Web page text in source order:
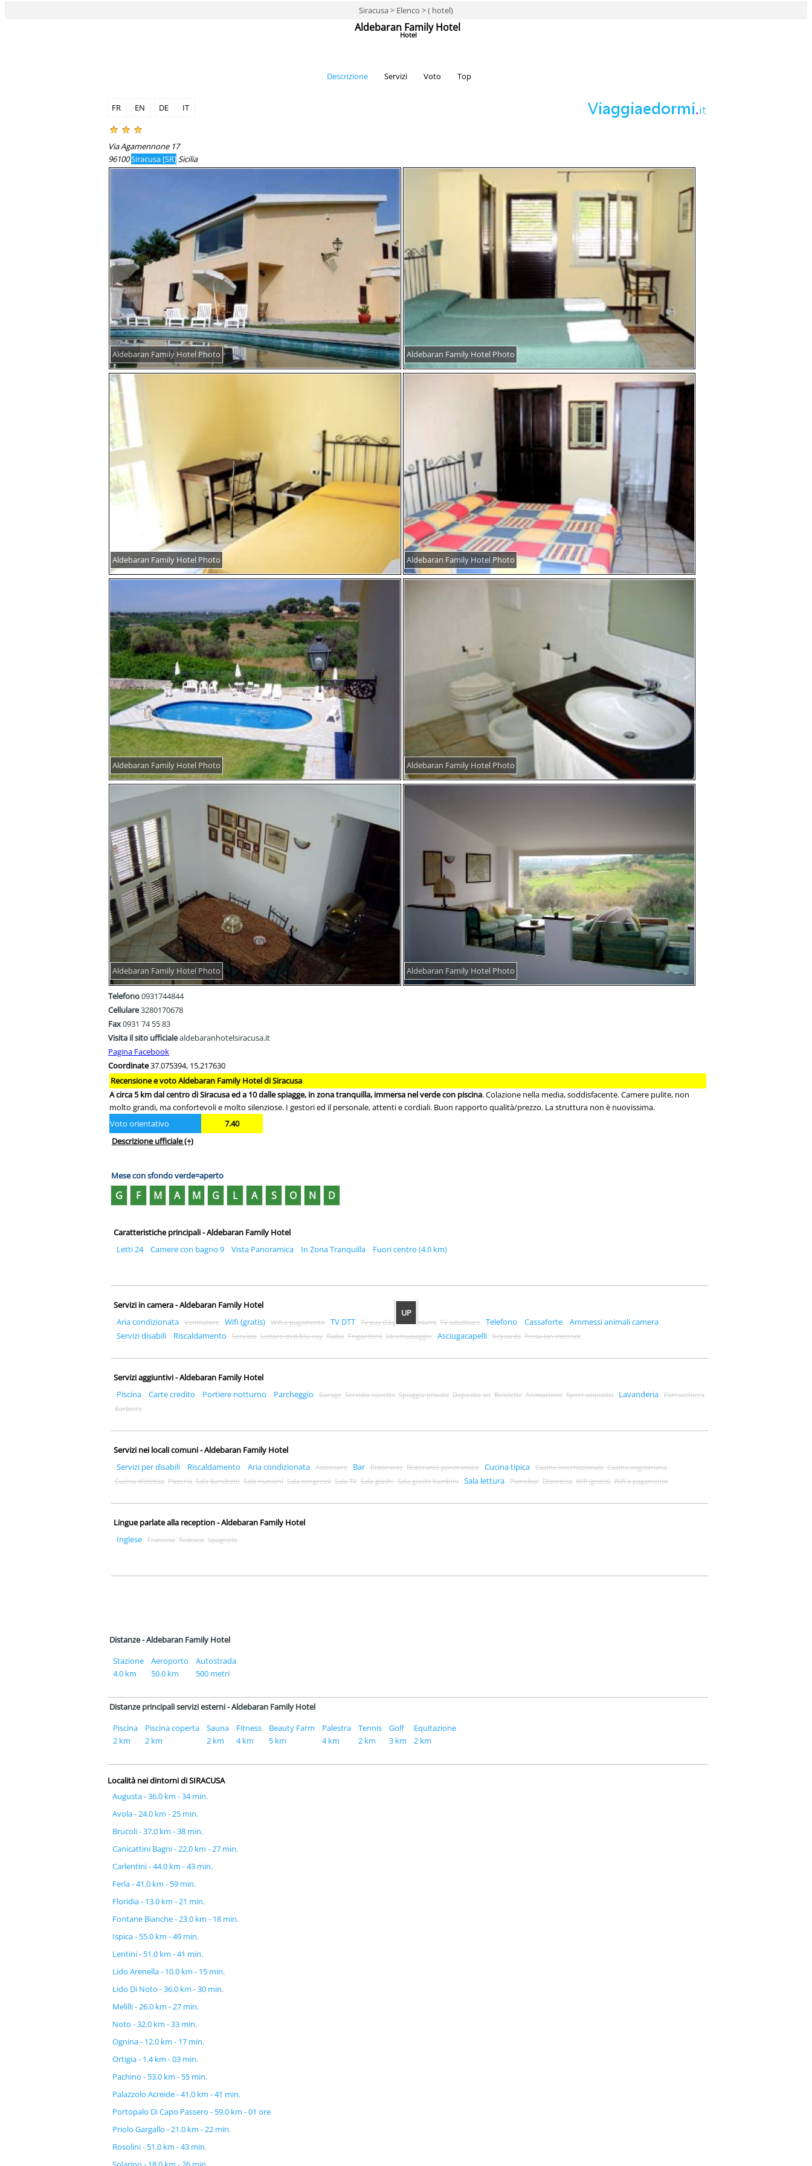
UP
Siracusa > Elenco > ( hotel)
Aldebaran Family Hotel
Hotel
Descrizione Servizi Voto Top
FR EN DE IT
Via Agamennone 17
96100Siracusa [SR]Sicilia
Aldebaran Family Hotel Photo Aldebaran Family Hotel Photo
Aldebaran Family Hotel Photo Aldebaran Family Hotel Photo
Aldebaran Family Hotel Photo Aldebaran Family Hotel Photo
Aldebaran Family Hotel Photo Aldebaran Family Hotel Photo
Telefono0931744844
Cellulare3280170678
Fax0931 74 55 83
Visita il sito ufficialealdebaranhotelsiracusa.it
Pagina Facebook
Coordinate37.075394, 15.217630
Recensione e voto Aldebaran Family Hotel di Siracusa
A circa 5 km dal centro di Siracusa ed a 10 dalle spiagge, in zona tranquilla, immersa nel verde con piscina. Colazione nella media, soddisfacente. Camere pulite, non
molto grandi, ma confortevoli e molto silenziose. I gestori ed il personale, attenti e cordiali. Buon rapporto qualità/prezzo. La struttura non è nuovissima.
Voto orientativo
7.40
Descrizione ufficiale(+)
Mese con sfondo verde=aperto
G F M A M G L A S O N D
Caratteristiche principali - Aldebaran Family Hotel
Letti 24
Camere con bagno 9 Vista Panoramica In Zona Tranquilla Fuori centro (4.0 km)
Servizi in camera - Aldebaran Family Hotel
Aria condizionata Ventilatore Wifi (gratis) Wifi a pagamento TV DTT Tv pay (Sky, Mpremium) TV satellitare Telefono Cassaforte
Ammessi animali camera
Servizi disabili
Riscaldamento Servizio Lettore dvd/blu-ray Radio Frigorifero Idromassaggio Asciugacapelli Keycards Presa lan internet
Servizi aggiuntivi - Aldebaran Family Hotel
Piscina
Carte credito Portiere notturno Parcheggio Garage Servizio navetta Spiaggia privata Deposito sci Biciclette Animazione Sport acquatici Lavanderia Parrucchiera
Barbiere
Servizi nei locali comuni - Aldebaran Family Hotel
Servizi per disabili
Riscaldamento Aria condizionata Ascensore Bar Ristorante Ristorante panoramico Cucina tipica Cucina internazionale Cucina vegetariana
Cucina dietetica Pizzeria Sala banchetti Sala riunioni Sala congressi Sala TV Sala giochi Sala giochi bambini Sala lettura Pianobar Discoteca Wifi (gratis) Wifi a pagamento
Lingue parlate alla reception - Aldebaran Family Hotel
Inglese Francese Tedesco Spagnolo
Distanze - Aldebaran Family Hotel
Stazione
4.0 km
Aeroporto
50.0 km
Autostrada
500 metri
Distanze principali servizi esterni - Aldebaran Family Hotel
Piscina
2 km
Piscina coperta
2 km
Sauna
2 km
Fitness
4 km
Beauty Farm
5 km
Palestra
4 km
Tennis
2 km
Golf
3 km
Equitazione
2 km
Località nei dintorni di SIRACUSA
Augusta - 36.0 km - 34 min.
Avola - 24.0 km - 25 min.
Brucoli - 37.0 km - 38 min.
Canicattini Bagni - 22.0 km - 27 min.
Carlentini - 44.0 km - 43 min.
Ferla - 41.0 km - 59 min.
Floridia - 13.0 km - 21 min.
Fontane Bianche - 23.0 km - 18 min.
Ispica - 55.0 km - 49 min.
Lentini - 51.0 km - 41 min.
Lido Arenella - 10.0 km - 15 min.
Lido Di Noto - 36.0 km - 30 min.
Melilli - 26.0 km - 27 min.
Noto - 32.0 km - 33 min.
Ognina - 12.0 km - 17 min.
Ortigia - 1.4 km - 03 min.
Pachino - 53.0 km - 55 min.
Palazzolo Acreide - 41.0 km - 41 min.
Portopalo Di Capo Passero - 59.0 km - 01 ore
Priolo Gargallo - 21.0 km - 22 min.
Rosolini - 51.0 km - 43 min.